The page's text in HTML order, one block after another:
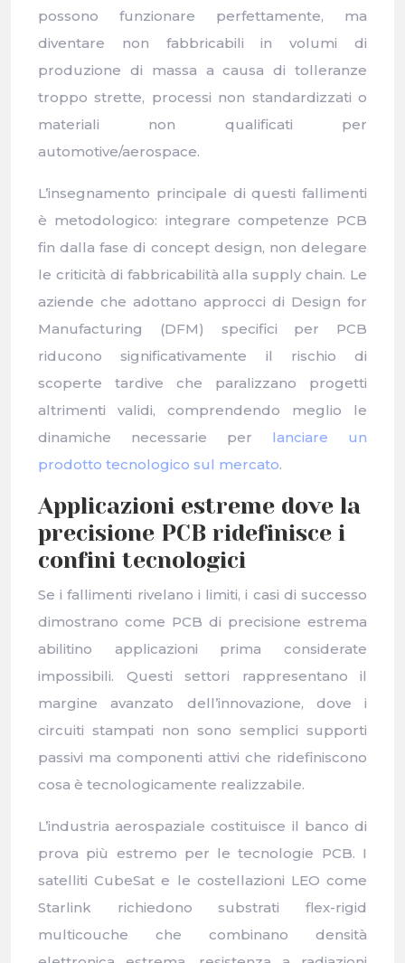
possono funzionare perfettamente, ma
diventare non fabbricabili in volumi di
produzione di massa a causa di tolleranze
troppo strette, processi non standardizzati o
materiali non qualificati per
automotive/aerospace.
L’insegnamento principale di questi fallimenti
è metodologico: integrare competenze PCB
fin dalla fase di concept design, non delegare
le criticità di fabbricabilità alla supply chain. Le
aziende che adottano approcci di Design for
Manufacturing (DFM) specifici per PCB
riducono significativamente il rischio di
scoperte tardive che paralizzano progetti
altrimenti validi, comprendendo meglio le
dinamiche necessarie per lanciare un
prodotto tecnologico sul mercato.
Applicazioni estreme dove la
precisione PCB ridefinisce i
confini tecnologici
Se i fallimenti rivelano i limiti, i casi di successo
dimostrano come PCB di precisione estrema
abilitino applicazioni prima considerate
impossibili. Questi settori rappresentano il
margine avanzato dell’innovazione, dove i
circuiti stampati non sono semplici supporti
passivi ma componenti attivi che ridefiniscono
cosa è tecnologicamente realizzabile.
L’industria aerospaziale costituisce il banco di
prova più estremo per le tecnologie PCB. I
satelliti CubeSat e le costellazioni LEO come
Starlink richiedono substrati flex-rigid
multicouche che combinano densità